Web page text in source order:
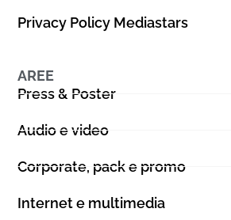
Privacy Policy Mediastars
AREE
Press & Poster
Audio e video
Corporate, pack e promo
Internet e multimedia